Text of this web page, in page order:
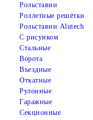
Рольставни
Роллетные решётки
Рольставни Alutech
С рисунком
Стальные
Ворота
Въездные
Откатные
Рулонные
Гаражные
Cекционные